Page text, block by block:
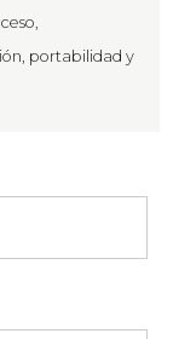
portabilidad y